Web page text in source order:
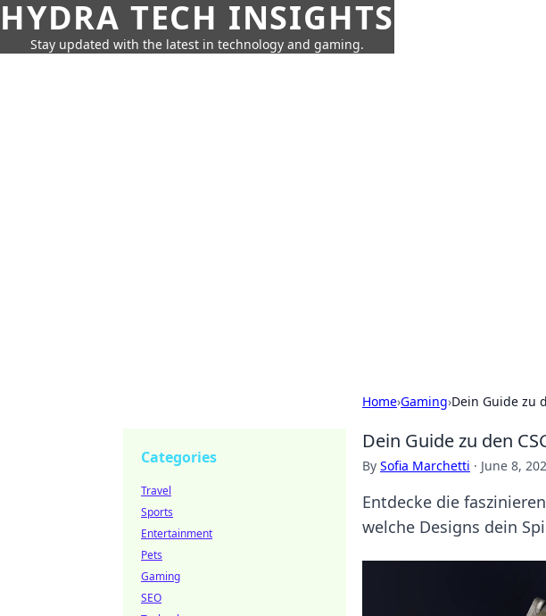
HYDRA TECH INSIGHTS
Stay updated with the latest in technology and gaming.
Home›Gaming›Dein Guide zu
Dein Guide zu den
By Sofia Marchetti · June 8,
Entdecke die
welche Designs dein
Categories
Travel
Sports
Entertainment
Pets
Gaming
SEO